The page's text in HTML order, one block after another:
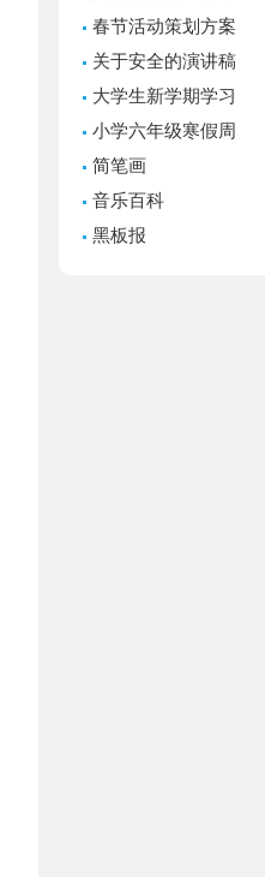
划春节活动策划方案
(集锦15篇)
关于安全的演讲稿
通用15篇
大学生新学期学习
计划书
小学六年级寒假周
记14篇
简笔画
音乐百科
黑板报